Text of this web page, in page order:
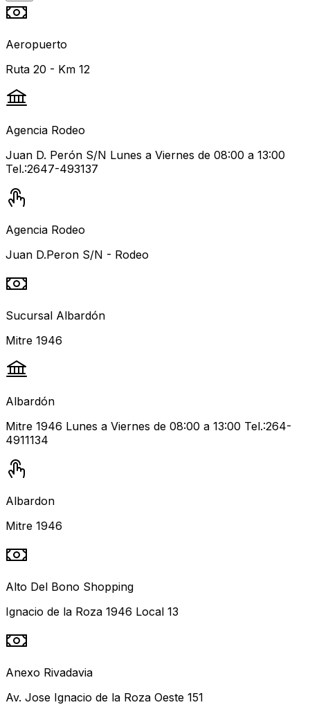
Aeropuerto
Ruta 20 - Km 12
Agencia Rodeo
Juan D. Perón S/N Lunes a Viernes de 08:00 a 13:00
Tel.:2647-493137
Agencia Rodeo
Juan D.Peron S/N - Rodeo
Sucursal Albardón
Mitre 1946
Albardón
Mitre 1946 Lunes a Viernes de 08:00 a 13:00 Tel.:264-
4911134
Albardon
Mitre 1946
Alto Del Bono Shopping
Ignacio de la Roza 1946 Local 13
Anexo Rivadavia
Av. Jose Ignacio de la Roza Oeste 151